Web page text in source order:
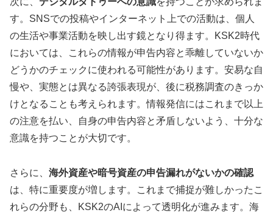
す。SNSでの投稿やインターネット上での活動は、個人
の生活や事業活動を映し出す鏡となり得ます。KSK2時代
においては、これらの情報が申告内容と乖離していないか
どうかのチェックに使われる可能性があります。安易な自
慢や、実態とは異なる誇張表現が、後に税務調査のきっか
けとなることも考えられます。情報発信にはこれまで以上
の注意を払い、自身の申告内容と矛盾しないよう、十分な
意識を持つことが大切です。
さらに、 海外資産や暗号資産の申告漏れがないかの確認
は、特に重要度が増します。これまで捕捉が難しかったこ
れらの分野も、KSK2のAIによって透明化が進みます。海